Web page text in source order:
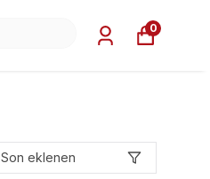
0
Son eklenen